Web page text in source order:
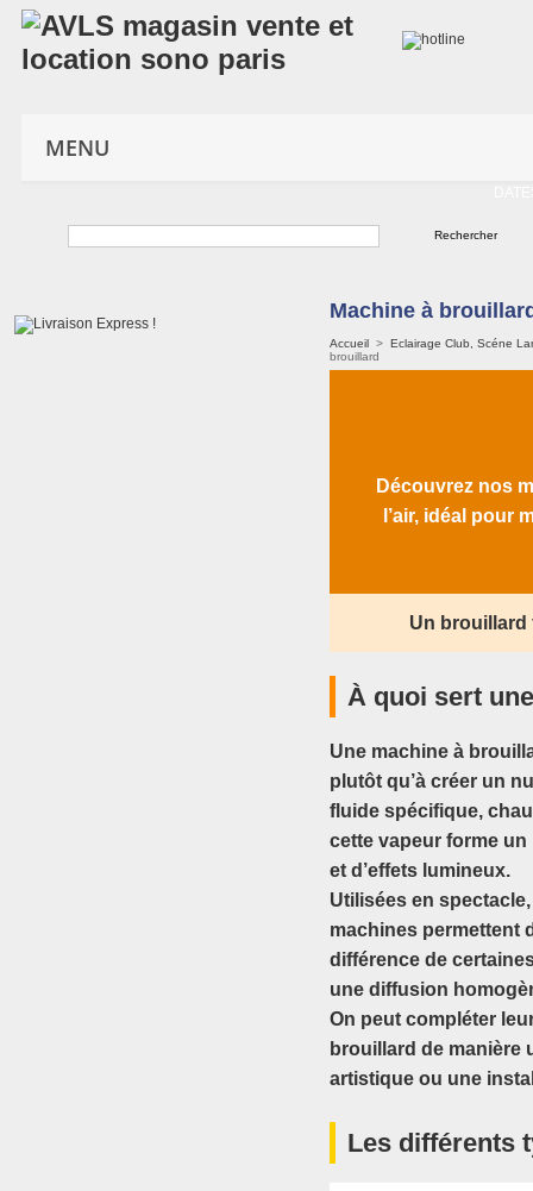
MENU
Machine à
Accueil > Eclairage Club, Scéne
brouillard
Découvrez nos
l’air, idéal pour
Un brouillard
À quoi sert
Une machine à
plutôt qu’à créer un
fluide spécifique,
cette vapeur forme
et d’effets lumineux.
Utilisées en
machines permettent
différence de
une diffusion
On peut compléter
brouillard de manière
artistique ou une
Les différents